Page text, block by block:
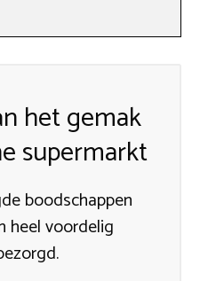
het gemak
supermarkt
boodschappen
heel voordelig